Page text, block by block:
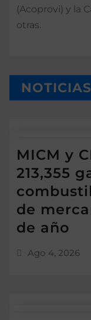
(Acoprovi) y la
otras.
MICM y
213,355
de
de año
Ago 4, 2026